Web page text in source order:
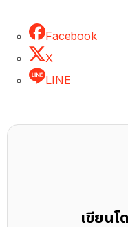
Facebook
X
LINE
เขียนโ